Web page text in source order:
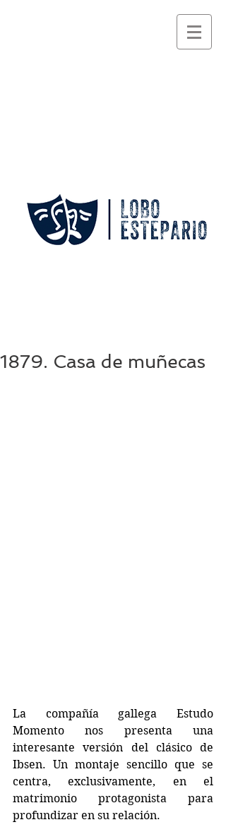
1879. Casa de muñecas
La compañía gallega Estudo
Momento nos presenta una
interesante versión del clásico de
Ibsen. Un montaje sencillo que se
centra, exclusivamente, en el
matrimonio protagonista para
profundizar en su relación.